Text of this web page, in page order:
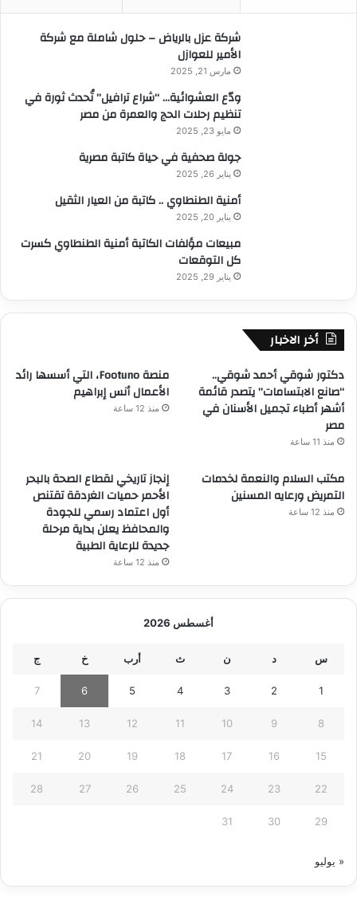
شركة عزل بالرياض – حلول شاملة مع شركة
الأمير للعوازل
مارس 21, 2025
ودّع العشوائية… “شراع ترافيل” تُحدث ثورة في
تنظيم رحلات الحج والعمرة من مصر
مايو 23, 2025
جولة صحفية في حياة كاتبة مصرية
يناير 26, 2025
أمنية الطنطاوي .. كاتبة من العيار الثقيل
يناير 20, 2025
مبيعات مؤلفات الكاتبة أمنية الطنطاوي كسرت
كل التوقعات
يناير 29, 2025
أخر الاخبار
دكتور شوقي أحمد شوقي..
“صانع الابتسامات” يتصدر قائمة
أشهر أطباء تجميل الأسنان في
مصر
منذ 11 ساعة
منصة Footuno، التي أسسها رائد
الأعمال أنس إبراهيم
منذ 12 ساعة
مكتب السلام والنعمة لخدمات
التمريض ورعايه المسنين
منذ 12 ساعة
إنجاز تاريخي لقطاع الصحة بالبحر
الأحمر حميات الغردقة تقتنص
أول اعتماد رسمي للجودة
والمحافظ يعلن بداية مرحلة
جديدة للرعاية الطبية
منذ 12 ساعة
أغسطس 2026
س د ن ث أرب خ ج
1
2
3
4
5
6
7
8
9
10
11
12
13
14
15
16
17
18
19
20
21
22
23
24
25
26
27
28
29
30
31
« يوليو